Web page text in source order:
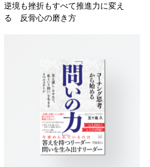
逆境も挫折もすべて推進力に変え
る 反骨心の磨き方